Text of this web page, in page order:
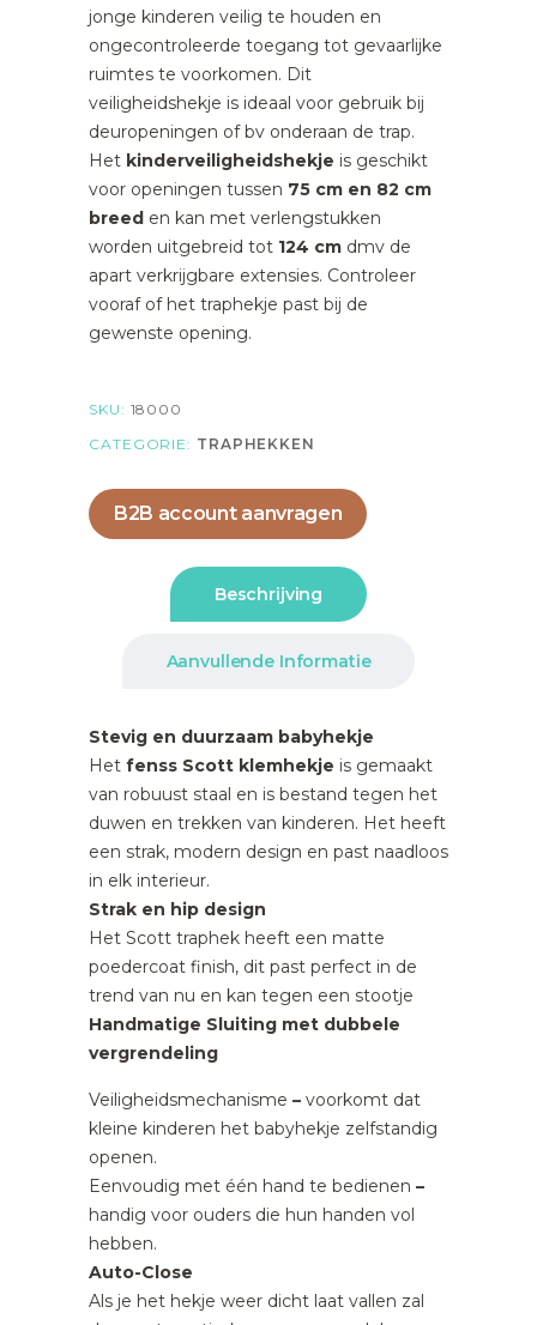
jonge kinderen veilig te houden en
ongecontroleerde toegang tot gevaarlijke
ruimtes te voorkomen. Dit
veiligheidshekje is ideaal voor gebruik bij
deuropeningen of bv onderaan de trap.
Het kinderveiligheidshekje is geschikt
voor openingen tussen 75 cm en 82 cm
breed en kan met verlengstukken
worden uitgebreid tot 124 cm dmv de
apart verkrijgbare extensies. Controleer
vooraf of het traphekje past bij de
gewenste opening.
SKU: 18000
CATEGORIE: TRAPHEKKEN
B2B account aanvragen
Beschrijving
Aanvullende Informatie
Stevig en duurzaam babyhekje
Het fenss Scott klemhekje is gemaakt
van robuust staal en is bestand tegen het
duwen en trekken van kinderen. Het heeft
een strak, modern design en past naadloos
in elk interieur.
Strak en hip design
Het Scott traphek heeft een matte
poedercoat finish, dit past perfect in de
trend van nu en kan tegen een stootje
Handmatige Sluiting met dubbele
vergrendeling
Veiligheidsmechanisme – voorkomt dat
kleine kinderen het babyhekje zelfstandig
openen.
Eenvoudig met één hand te bedienen –
handig voor ouders die hun handen vol
hebben.
Auto-Close
Als je het hekje weer dicht laat vallen zal